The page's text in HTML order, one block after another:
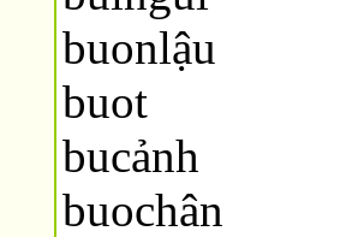
buonlậu
buot
bucảnh
buochân